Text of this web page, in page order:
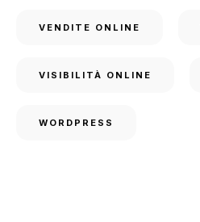
VENDITE ONLINE
VISIBILITÀ ONLINE
WORDPRESS